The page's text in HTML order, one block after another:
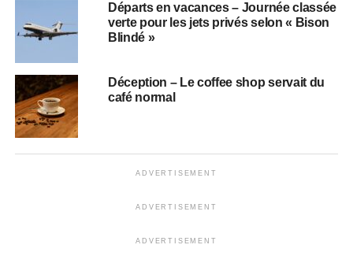
Départs en vacances – Journée classée
verte pour les jets privés selon « Bison
Blindé »
Déception – Le coffee shop servait du
café normal
ADVERTISEMENT
ADVERTISEMENT
ADVERTISEMENT